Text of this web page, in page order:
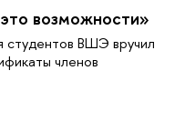
возможности»
студентов ВШЭ вручил
членов